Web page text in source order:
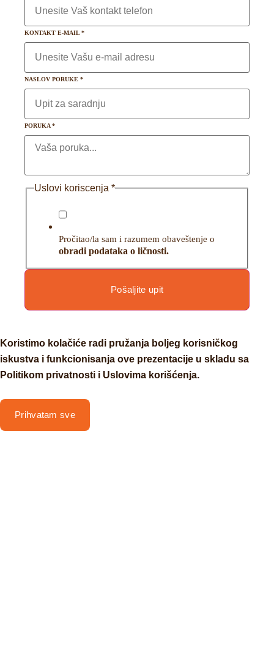
KONTAKT E-MAIL*
NASLOV PORUKE *
PORUKA*
Uslovi koriscenja *
Pročitao/la sam i razumem obaveštenje o
obradi podataka o ličnosti.
Pošaljite upit
Koristimo kolačiće radi pružanja boljeg korisničkog
iskustva i funkcionisanja ove prezentacije u skladu sa
Politikom privatnosti i Uslovima korišćenja.
Prihvatam sve